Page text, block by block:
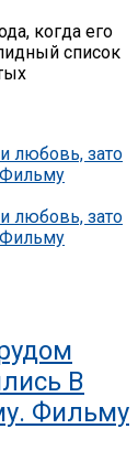
когда его
список
В
Фильму